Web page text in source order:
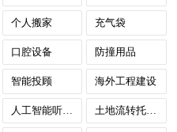
个人搬家 充气袋
口腔设备 防撞用品
智能投顾 海外工程建设
人工智能听视觉SoC